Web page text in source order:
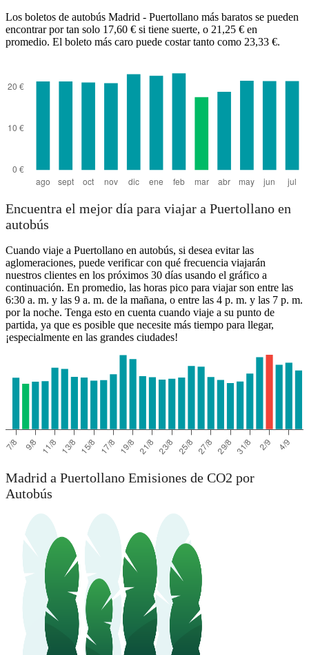
Los boletos de autobús Madrid - Puertollano más baratos se pueden
encontrar por tan solo 17,60 € si tiene suerte, o 21,25 € en
promedio. El boleto más caro puede costar tanto como 23,33 €.
Encuentra el mejor día para viajar a Puertollano en
autobús
Cuando viaje a Puertollano en autobús, si desea evitar las
aglomeraciones, puede verificar con qué frecuencia viajarán
nuestros clientes en los próximos 30 días usando el gráfico a
continuación. En promedio, las horas pico para viajar son entre las
6:30 a. m. y las 9 a. m. de la mañana, o entre las 4 p. m. y las 7 p. m.
por la noche. Tenga esto en cuenta cuando viaje a su punto de
partida, ya que es posible que necesite más tiempo para llegar,
¡especialmente en las grandes ciudades!
Madrid a Puertollano Emisiones de CO2 por
Autobús